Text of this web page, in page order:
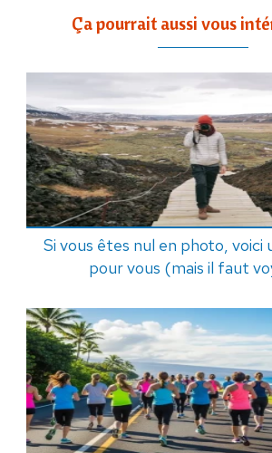
Ça pourrait aussi vous
Si vous êtes nul en photo, voici
pour vous (mais il faut